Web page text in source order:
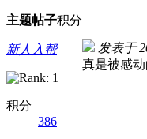
主题帖子积分
新人入帮
积分
386
发表于
真是被感